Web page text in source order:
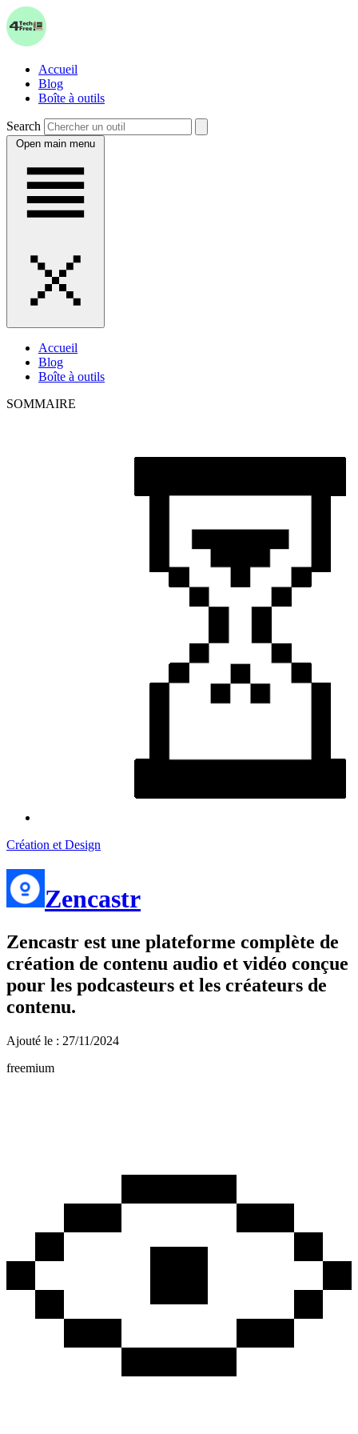
Accueil
Blog
Boîte à outils
Search
Open main menu
Accueil
Blog
Boîte à outils
SOMMAIRE
Création et Design
Zencastr
Zencastr est une plateforme complète de
création de contenu audio et vidéo conçue
pour les podcasteurs et les créateurs de
contenu.
Ajouté le : 27/11/2024
freemium